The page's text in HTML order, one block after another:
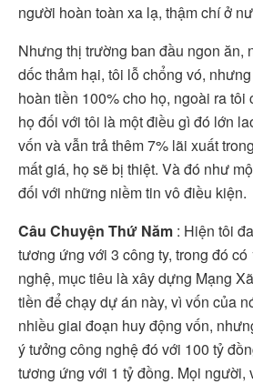
người hoàn toàn xa lạ, thậm chí ở
Nhưng thị trường ban đầu ngon ăn,
dốc thảm hại, tôi lỗ chổng vó,
hoàn tiền 100% cho họ, ngoài ra tôi
họ đối với tôi là một điều gì đó lớn
vốn và vẫn trả thêm 7% lãi xuất
mất giá, họ sẽ bị thiệt. Và đó như
đối với những niềm tin vô điều kiện.
Câu Chuyện Thứ Năm : Hiện tôi
tương ứng với 3 công ty, trong đó có
nghệ, mục tiêu là xây dựng Mạng
tiền để chạy dự án này, vì vốn của
nhiều giai đoạn huy động vốn,
ý tưởng công nghệ đó với 100 tỷ
tương ứng với 1 tỷ đồng. Mọi người,